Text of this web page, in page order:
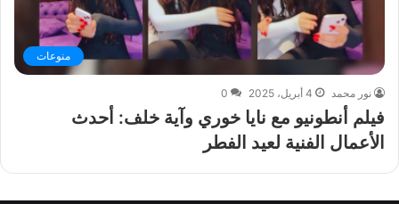
منوعات
نور محمد 4 أبريل، 2025 0
فيلم أنطونيو مع نايا خوري وآية خلف: أحدث
الأعمال الفنية لعيد الفطر